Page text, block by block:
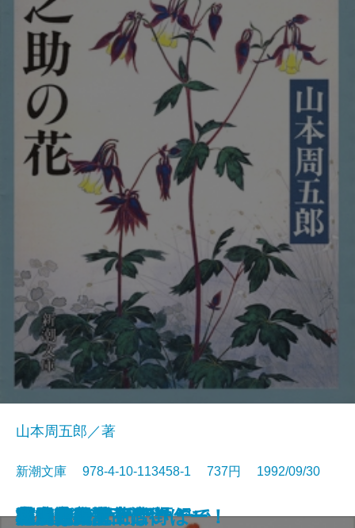
本を読む女
魔術はささやく
クラインの壺
ベルリン飛行指令
こんなふうに死にたい
どんぐり民話館
賊将
夢のように日は過ぎて
マキアヴェッリ語録
与之助の花
山本周五郎／著
新潮文庫 978-4-10-113458-1 737円 1992/09/30
虚航船団
井上成美
海馬
村上朝日堂 はいほー！
本居宣長〔上〕
本居宣長〔下〕
高円寺純情商店街
原っぱ
風雲海南記
状況曲線〔上〕